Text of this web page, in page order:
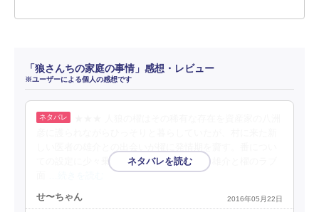
「狼さんちの家庭の事情」感想・レビュー
※ユーザーによる個人の感想です
ての設定に少々乗り切れなかった所為か、雄介と櫂のラブ
せ〜ちゃん 2016年05月22日